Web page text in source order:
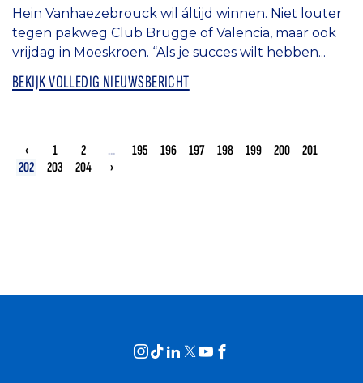
Hein Vanhaezebrouck wil áltijd winnen. Niet louter
tegen pakweg Club Brugge of Valencia, maar ook
vrijdag in Moeskroen. “Als je succes wilt hebben...
BEKIJK VOLLEDIG NIEUWSBERICHT
‹ 1 2 ... 195 196 197 198 199 200
201
202
203 204 ›